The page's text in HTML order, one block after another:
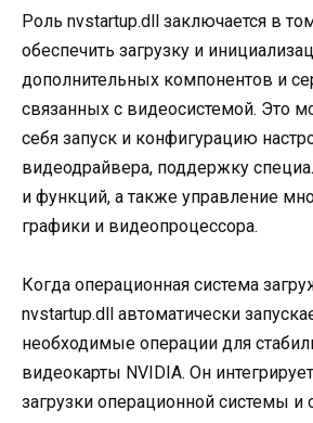
Роль nvstartup.dll заключается в
обеспечить загрузку и
дополнительных компонентов и
связанных с видеосистемой. Это
себя запуск и конфигурацию
видеодрайвера, поддержку
и функций, а также управление
графики и видеопроцессора.
Когда операционная система
nvstartup.dll автоматически
необходимые операции для
видеокарты NVIDIA. Он
загрузки операционной системы и